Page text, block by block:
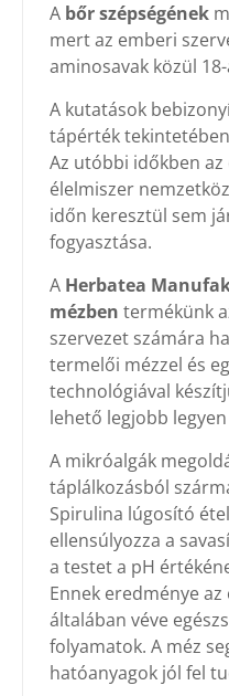
A bőr szépségének
mert az emberi
aminosavak közül
A kutatások
tápérték
Az utóbbi időkben
élelmiszer
időn keresztül sem
fogyasztása.
A Herbatea
mézben termékünk
szervezet számára
termelői mézzel és
technológiával
lehető legjobb
A mikróalgák
táplálkozásból
Spirulina lúgosító
ellensúlyozza a
a testet a pH
Ennek eredménye
általában véve
folyamatok. A méz
hatóanyagok jól fel